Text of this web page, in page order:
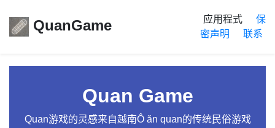
QuanGame 应用程式
保
密声明
联系
Quan Game
Quan游戏的灵感来自越南Ô ăn quan的传统民俗游戏